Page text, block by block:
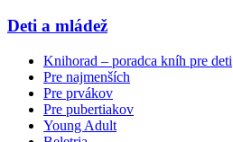
Deti a mládež
Knihorad – poradca kníh pre deti
Pre najmenších
Pre prvákov
Pre pubertiakov
Young Adult